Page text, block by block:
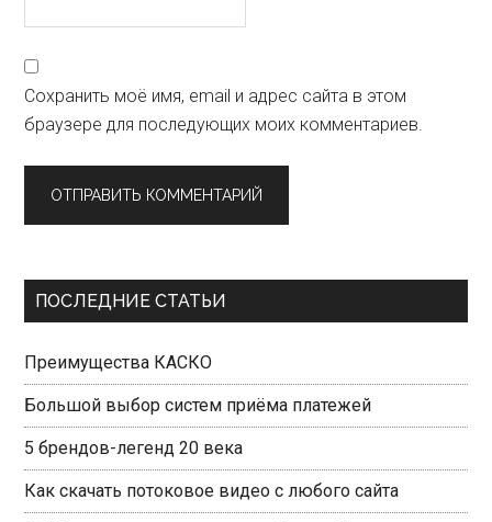
Сохранить моё имя, email и адрес сайта в этом
браузере для последующих моих комментариев.
Primary
ПОСЛЕДНИЕ СТАТЬИ
Преимущества КАСКО
Большой выбор систем приёма платежей
5 брендов-легенд 20 века
Как скачать потоковое видео с любого сайта